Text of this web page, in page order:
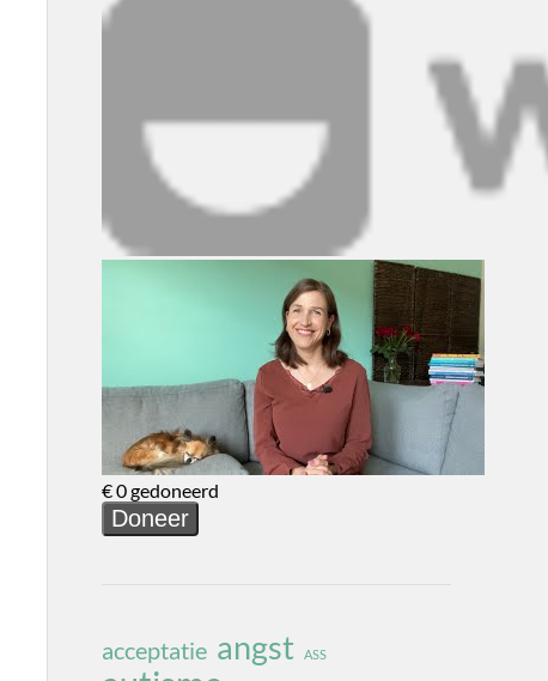
acceptatie angst ASS